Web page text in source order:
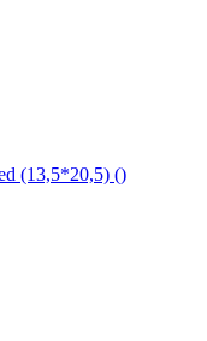
(13,5*20,5) ()